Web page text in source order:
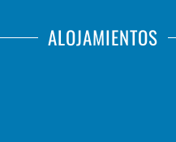
ALOJAMIENTOS